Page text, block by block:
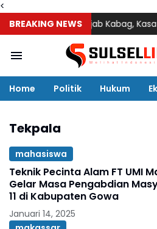
<
BREAKING NEWS
Pimpin Sertijab Kabag, Kasat,
Home Politik Hukum
Tekpala
mahasiswa
Teknik Pecinta Alam FT UMI
Gelar Masa Pengabdian
11 di Kabupaten Gowa
Januari 14, 2025